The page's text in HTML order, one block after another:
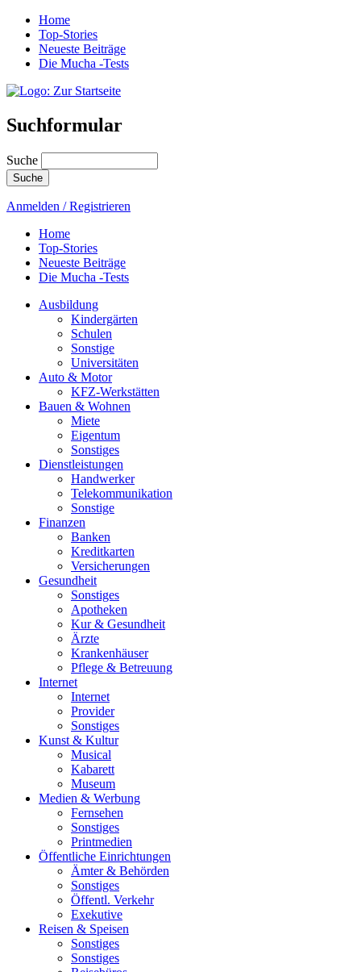
Home
Top-Stories
Neueste Beiträge
Die Mucha -Tests
Suchformular
Suche
Anmelden / Registrieren
Home
Top-Stories
Neueste Beiträge
Die Mucha -Tests
Ausbildung
Kindergärten
Schulen
Sonstige
Universitäten
Auto & Motor
KFZ-Werkstätten
Bauen & Wohnen
Miete
Eigentum
Sonstiges
Dienstleistungen
Handwerker
Telekommunikation
Sonstige
Finanzen
Banken
Kreditkarten
Versicherungen
Gesundheit
Sonstiges
Apotheken
Kur & Gesundheit
Ärzte
Krankenhäuser
Pflege & Betreuung
Internet
Internet
Provider
Sonstiges
Kunst & Kultur
Musical
Kabarett
Museum
Medien & Werbung
Fernsehen
Sonstiges
Printmedien
Öffentliche Einrichtungen
Ämter & Behörden
Sonstiges
Öffentl. Verkehr
Exekutive
Reisen & Speisen
Sonstiges
Sonstiges